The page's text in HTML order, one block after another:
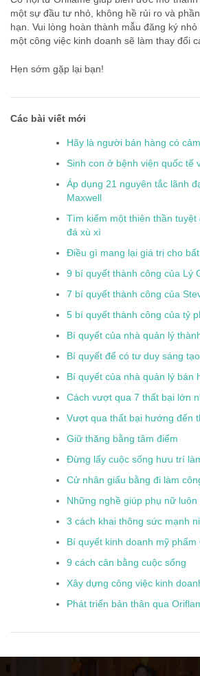
một sự đầu tư nhỏ, không hề rủi ro và
hạn. Vui lòng hoàn thành mẫu đăng ký
một công việc kinh doanh sẽ làm thay đổi
Hẹn sớm gặp lại bạn!
Các bài viết mới
Hãy là người bán hàng có
Sinh con ở bệnh viện quốc tế
Áp dụng 21 nguyên tắc lãnh
Maxwell
Tìm kiếm một thiên thần tuyệt
đá xù xì
Điều gì mang lại giá trị cho
9 bí quyết thành công của Lý
7 bí quyết thành công của
5 bí quyết thành công của tỷ
Bí quyết của nhà quản lý
Bí quyết để có tư duy sáng tạo
Bí quyết của nhà quản lý bán
Cách vượt qua 7 thất bại lớn
Vượt qua thất bại hướng đến
Giữ thăng bằng tâm điểm
Đừng lấy cuộc sống hưu trí
Cử nhân giấu bằng đi làm
Những nghề giúp phụ nữ luôn
3 cách khai thông sức mạnh
Bí quyết kinh doanh mỹ
9 cách cân bằng cuộc sống
Xây dựng công việc kinh
Phát triển bản thân qua